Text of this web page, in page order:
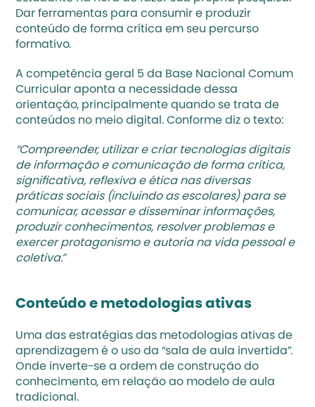
Dar ferramentas para consumir e produzir
conteúdo de forma crítica em seu percurso
formativo.
A competência geral 5 da Base Nacional Comum
Curricular aponta a necessidade dessa
orientação, principalmente quando se trata de
conteúdos no meio digital. Conforme diz o texto:
“Compreender, utilizar e criar tecnologias digitais
de informação e comunicação de forma crítica,
significativa, reflexiva e ética nas diversas
práticas sociais (incluindo as escolares) para se
comunicar, acessar e disseminar informações,
produzir conhecimentos, resolver problemas e
exercer protagonismo e autoria na vida pessoal e
coletiva.”
Conteúdo e metodologias ativas
Uma das estratégias das metodologias ativas de
aprendizagem é o uso da “sala de aula invertida”.
Onde inverte-se a ordem de construção do
conhecimento, em relação ao modelo de aula
tradicional.